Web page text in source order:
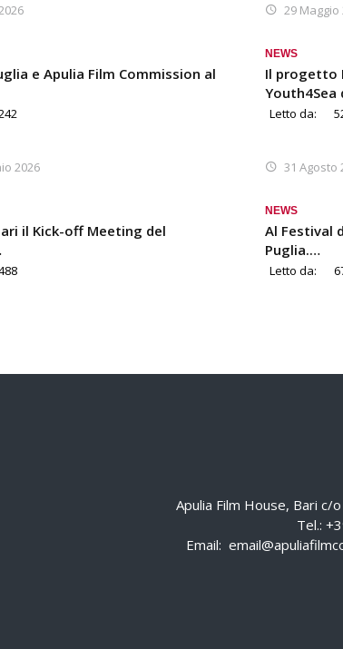
e Apulia Film Commission al
29 Maggio
NEWS
Il progetto
Letto da:
2026
il Kick-off Meeting del
31 Agosto
NEWS
Al Festival
Puglia.…
Letto da:
Apulia Film House, Bari c/
Tel.:
Email: